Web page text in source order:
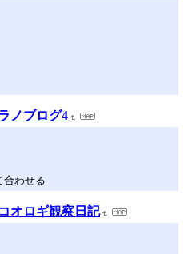
ノブログ4
合わせる
オロギ観察日記